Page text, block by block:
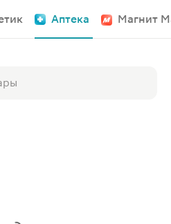
Аптека Магнит